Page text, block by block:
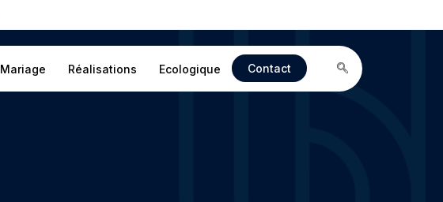
Mariage Réalisations Ecologique Contact